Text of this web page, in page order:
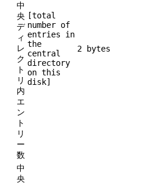
中
央
デ
ィ
レ
ク
ト
リ
内
エ
ン
ト
リ
ー
数
[total
number of
entries in
the
central
directory
on this
disk]
2 bytes
中
央